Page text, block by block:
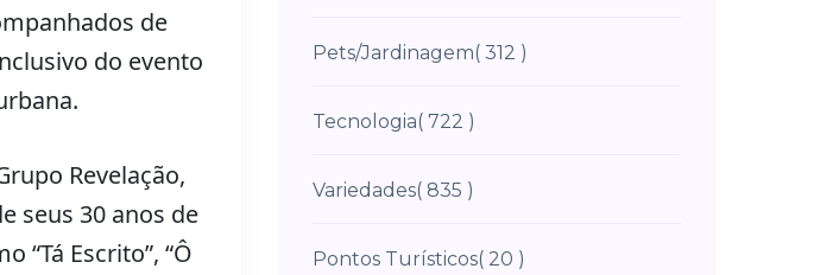
de
do evento
Revelação,
seus 30 anos de
“Tá Escrito”, “Ô
Pets/Jardinagem( 312 )
Tecnologia( 722 )
Variedades( 835 )
Pontos Turísticos( 20 )